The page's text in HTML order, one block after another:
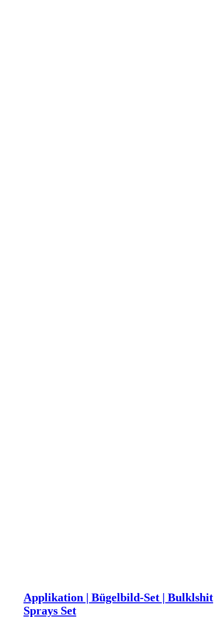
Bügelbild-
Set
Applikation | Bügelbild-Set | Bulklshit
Sprays Set